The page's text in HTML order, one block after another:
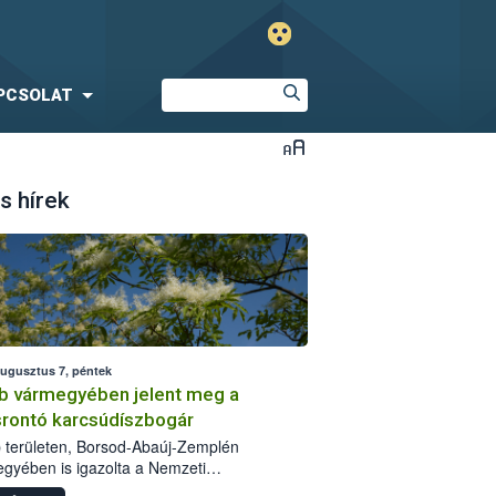
hírek
7, péntek
vármegyében jelent meg a
karcsúdíszbogár
területen, Borsod-Abaúj-Zemplén
is igazolta a Nemzeti
biztonsági Hivatal (Nébih) a